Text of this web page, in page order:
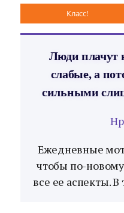
Класс!
Люди плачут
слабые, а
сильными
Ежедневные
чтобы по-новому
все ее аспекты.